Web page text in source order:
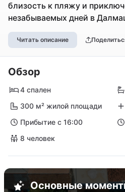
близость к пляжу и
незабываемых дней в
Читать описание
Обзор
4 спален
300 м² жилой площади
Прибытие с 16:00
8 человек
Основные